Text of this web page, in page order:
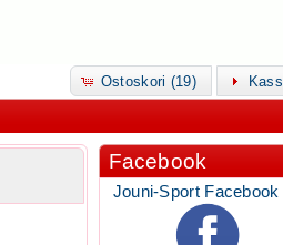
Ostoskori (19)
Facebook
Jouni-Sport Facebook